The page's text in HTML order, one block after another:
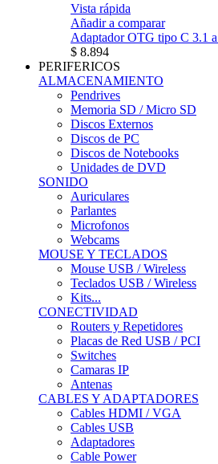
Vista rápida
Añadir a comparar
Adaptador OTG tipo C 3.1
$ 8.894
PERIFERICOS
ALMACENAMIENTO
Pendrives
Memoria SD / Micro SD
Discos Externos
Discos de PC
Discos de Notebooks
Unidades de DVD
SONIDO
Auriculares
Parlantes
Microfonos
Webcams
MOUSE Y TECLADOS
Mouse USB / Wireless
Teclados USB / Wireless
Kits...
CONECTIVIDAD
Routers y Repetidores
Placas de Red USB / PCI
Switches
Camaras IP
Antenas
CABLES Y ADAPTADORES
Cables HDMI / VGA
Cables USB
Adaptadores
Cable Power